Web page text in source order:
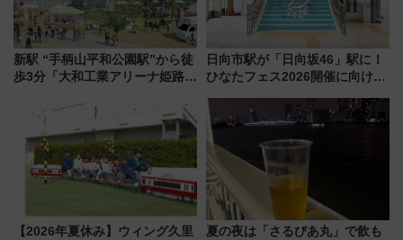
新駅 “手柄山平和公園駅”から徒
歩3分「大和工業アリーナ姫路」
大相撲巡業など 豪華イベントと
日向市駅が「日向坂46」駅に！
ひなたフェス2026開催に向けJR
全力応援 夜行列車「ドリーム
おひさま号」も走る
【2026年夏休み】ウィング久里
夏の夜は「さるびあ丸」で飲も